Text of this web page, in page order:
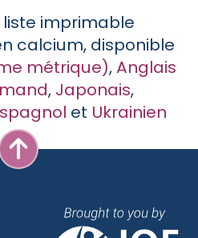
imprimable
calcium, disponible
métrique),Anglais
, Japonais,
et Ukrainien